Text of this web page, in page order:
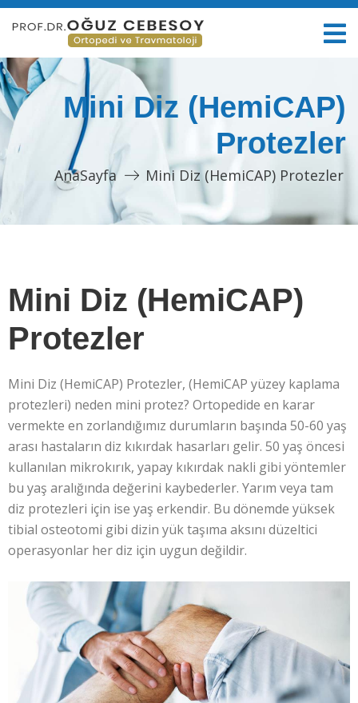
Mini Diz (HemiCAP)
Protezler
AnaSayfa Mini Diz (HemiCAP) Protezler
Mini Diz (HemiCAP)
Protezler
Mini Diz (HemiCAP) Protezler, (HemiCAP yüzey kaplama
protezleri) neden mini protez? Ortopedide en karar
vermekte en zorlandığımız durumların başında 50-60 yaş
arası hastaların diz kıkırdak hasarları gelir. 50 yaş öncesi
kullanılan mikrokırık, yapay kıkırdak nakli gibi yöntemler
bu yaş aralığında değerini kaybederler. Yarım veya tam
diz protezleri için ise yaş erkendir. Bu dönemde yüksek
tibial osteotomi gibi dizin yük taşıma aksını düzeltici
operasyonlar her diz için uygun değildir.